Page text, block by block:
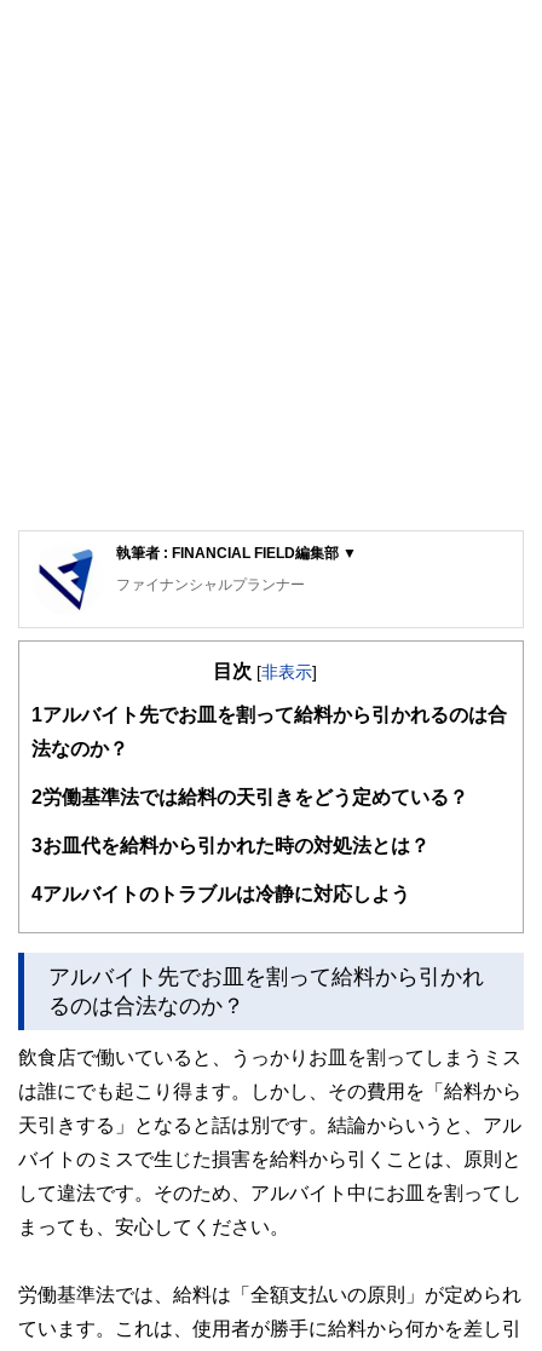
執筆者 : FINANCIAL FIELD編集部 ▼
ファイナンシャルプランナー
FinancialField編集部は、金融、経済に関する記事を、日々
知識がない方でも理解できるようわかりやすく発信していま
得者を中心に「お金や暮らし」に関する書籍・雑誌の編集経
関わることで、読者目線のコンテンツを追求しています。
FinancialFieldの特徴は、ファイナンシャルプランナー、弁
ドバイザー、DCプランナー、公認会計士、社会保険労務
士、行政書士、投資アナリスト、キャリアコンサルタントな
をわかりやすく発信している点です。
このように編集経験豊富なメンバーと金融や経済に精通した
執筆者・監修者による執筆体制を築くことで、内容のわかり
やすさはもちろんのこと、読み応えのあるコンテンツと確か
私たちは、快適でより良い生活のアイデアを提供するお金の
コンシェルジュを目指します。
目次 [非表示]
1 アルバイト先でお皿を割って給料から引かれるのは合
法なのか？
2労働基準法では給料の天引きをどう定めている？
3お皿代を給料から引かれた時の対処法とは？
4アルバイトのトラブルは冷静に対応しよう
アルバイト先でお皿を割って給料から引かれ
るのは合法なのか？
飲食店で働いていると、うっかりお皿を割ってしまうミス
は誰にでも起こり得ます。しかし、その費用を「給料から
天引きする」となると話は別です。結論からいうと、アル
バイトのミスで生じた損害を給料から引くことは、原則と
して違法です。そのため、アルバイト中にお皿を割ってし
まっても、安心してください。
労働基準法では、給料は「全額支払いの原則」が定められ
ています。これは、使用者が勝手に給料から何かを差し引